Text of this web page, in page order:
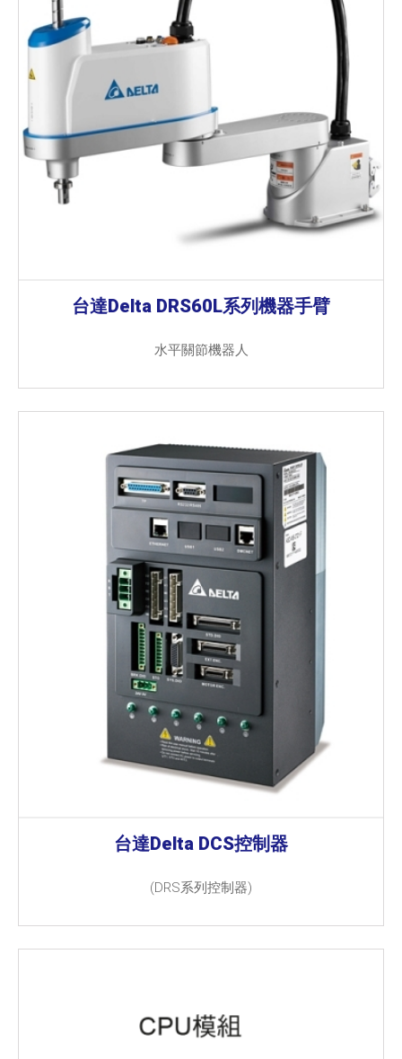
台達Delta DRS60L系列機器手臂
水平關節機器人
台達Delta DCS控制器
(DRS系列控制器)